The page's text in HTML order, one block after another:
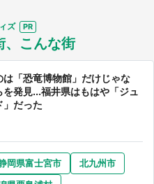
ズ
こんな街
「恐竜博物館」だけじゃな
発見...福井県はもはや「ジュ
」だった
岡県富士宮市
北九州市